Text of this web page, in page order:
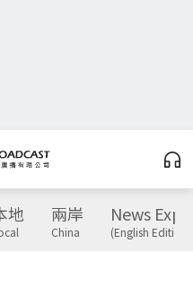
地 兩岸
China
News
(English Edition)